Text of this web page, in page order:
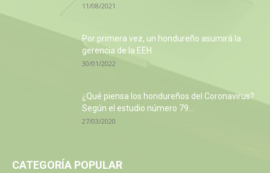
11/08/2021
Por primera vez, un hondureño asumirá la
gerencia de la EEH
30/01/2022
¿Qué piensa los hondureños del Coronavirus?
Según el estudio número 79...
27/03/2020
CATEGORÍA POPULAR